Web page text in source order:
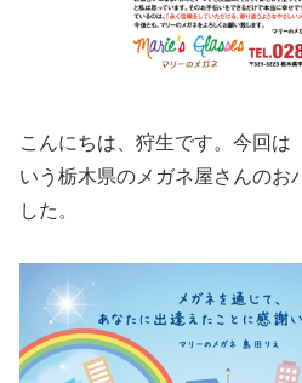
こんにちは、狩生です。今回は
いう栃木県のメガネ屋さんのお
した。